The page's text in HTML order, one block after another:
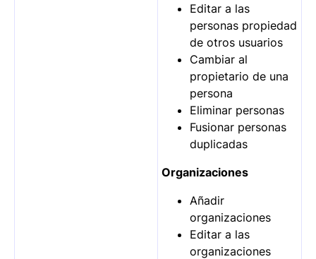
Editar a las
personas propiedad
de otros usuarios
Cambiar al
propietario de una
persona
Eliminar personas
Fusionar personas
duplicadas
Organizaciones
Añadir
organizaciones
Editar a las
organizaciones